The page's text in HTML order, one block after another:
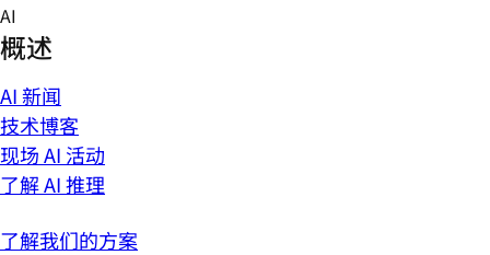
Skip
to
content
AI
概述
AI 新闻
技术博客
现场 AI 活动
了解 AI 推理
了解我们的方案